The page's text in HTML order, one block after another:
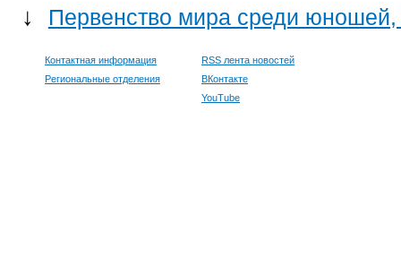
↓ Первенство мира среди
Контактная информация
Региональные отделения
RSS лента новостей
ВКонтакте
YouTube